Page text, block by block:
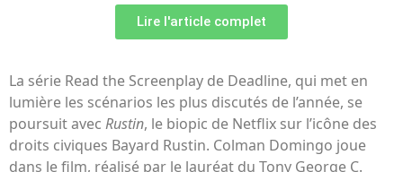
Lire l'article complet
La série Read the Screenplay de Deadline, qui met en
lumière les scénarios les plus discutés de l’année, se
poursuit avec Rustin, le biopic de Netflix sur l’icône des
droits civiques Bayard Rustin. Colman Domingo joue
dans le film, réalisé par le lauréat du Tony George C.